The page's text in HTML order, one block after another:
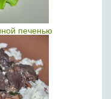
печенью